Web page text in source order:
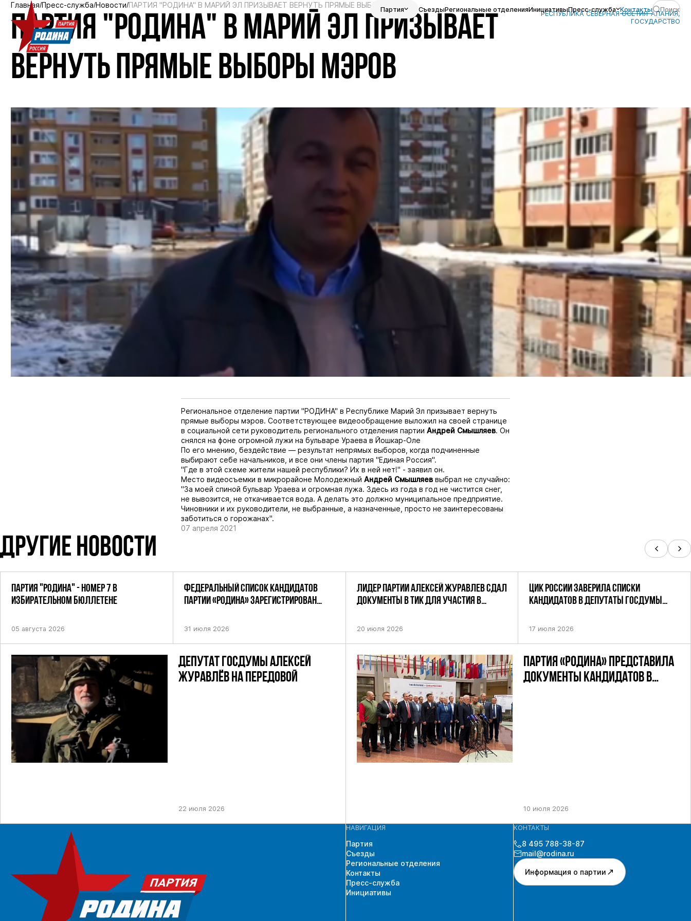
Партия СъездыРегиональные отделенияИнициативыПресс-служба Контакты Поиск
Главная Пресс-служба Новости ПАРТИЯ "РОДИНА" В МАРИЙ ЭЛ ПРИЗЫВАЕТ ВЕРНУТЬ ПРЯМЫЕ ВЫБОРЫ МЭРОВ
ПАРТИЯ "РОДИНА" В МАРИЙ ЭЛ ПРИЗЫВАЕТ
ВЕРНУТЬ ПРЯМЫЕ ВЫБОРЫ МЭРОВ
РЕСПУБЛИКА СЕВЕРНАЯ ОСЕТИЯ-АЛАНИЯ,
ГОСУДАРСТВО
Региональное отделение партии "РОДИНА" в Республике Марий Эл призывает вернуть
прямые выборы мэров. Соответствующее видеообращение выложил на своей странице
в социальной сети руководитель регионального отделения партии Андрей Смышляев. Он
снялся на фоне огромной лужи на бульваре Ураева в Йошкар-Оле
По его мнению, бездействие — результат непрямых выборов, когда подчиненные
выбирают себе начальников, и все они члены партия "Единая Россия".
"Где в этой схеме жители нашей республики? Их в ней нет!" - заявил он.
Место видеосъемки в микрорайоне Молодежный Андрей Смышляеввыбрал не случайно:
"За моей спиной бульвар Ураева и огромная лужа. Здесь из года в год не чистится снег,
не вывозится, не откачивается вода. А делать это должно муниципальное предприятие.
Чиновники и их руководители, не выбранные, а назначенные, просто не заинтересованы
заботиться о горожанах".
07 апреля 2021
ДРУГИЕ НОВОСТИ
ПАРТИЯ "РОДИНА" - НОМЕР 7 В
ИЗБИРАТЕЛЬНОМ БЮЛЛЕТЕНЕ
05 августа 2026
ФЕДЕРАЛЬНЫЙ СПИСОК КАНДИДАТОВ
ПАРТИИ «РОДИНА» ЗАРЕГИСТРИРОВАН
31 июля 2026
ДЕПУТАТ ГОСДУМЫ АЛЕКСЕЙ
ЖУРАВЛЁВ НА ПЕРЕДОВОЙ
22 июля 2026
ЛИДЕР ПАРТИИ АЛЕКСЕЙ ЖУРАВЛЕВ СДАЛ
ДОКУМЕНТЫ В ТИК ДЛЯ УЧАСТИЯ В
ПО НЕФТЕКАМСКОМУ ОДНОМАНДАТНОМУ
20 июля 2026
ЦИК РОССИИ ЗАВЕРИЛА СПИСКИ
КАНДИДАТОВ В ДЕПУТАТЫ ГОСДУМЫ
17 июля 2026
ПАРТИЯ «РОДИНА» ПРЕДСТАВИЛА
ДОКУМЕНТЫ КАНДИДАТОВ В
10 июля 2026
НАВИГАЦИЯ
Партия
Съезды
Региональные отделения
Контакты
Пресс-служба
Инициативы
КОНТАКТЫ
8 495 788-38-87
mail@rodina.ru
Информация о партии